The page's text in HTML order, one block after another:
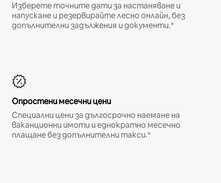
Изберете точните дати за настаняване и
напускане и резервирайте лесно онлайн, без
допълнителни задължения и документи.*
Опростени месечни цени
Специални цени за дългосрочно наемане на
ваканционни имоти и еднократно месечно
плащане без допълнителни такси.*